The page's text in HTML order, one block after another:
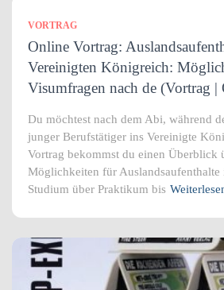
VORTRAG
Online Vortrag:
Vereinigten Königreich:
Visumfragen nach de (Vortrag |
Du möchtest nach dem Abi, während
junger Berufstätiger ins Vereinigte
Vortrag bekommst du einen Überblick
Möglichkeiten für
Studium über Praktikum bis